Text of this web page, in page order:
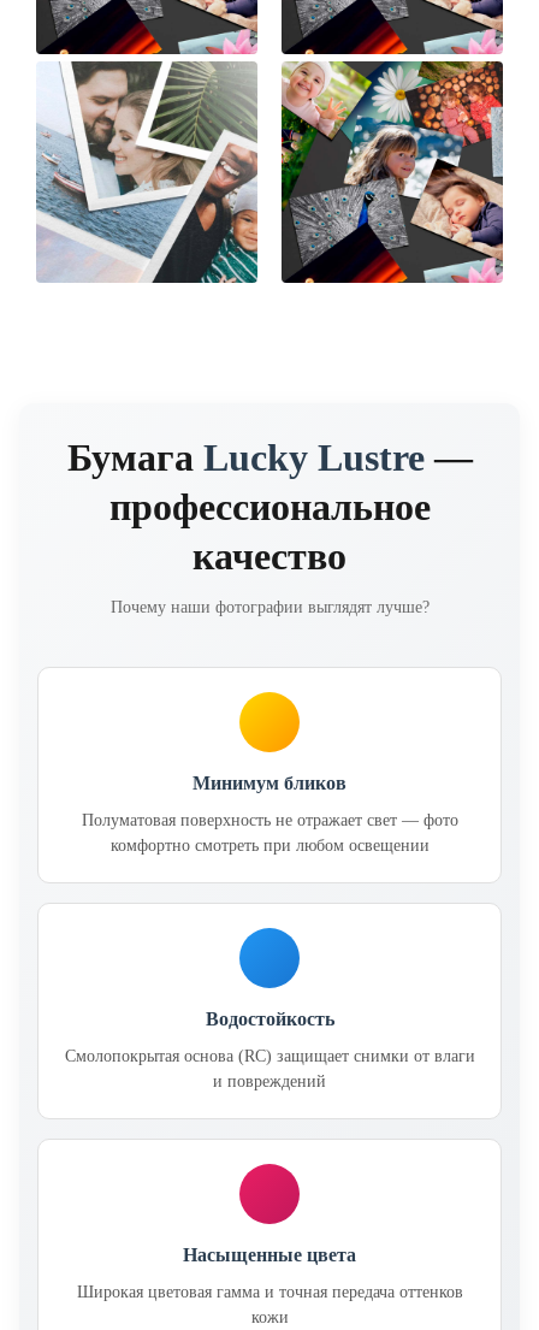
Бумага Lucky Lustre—
профессиональное
качество
Почему наши фотографии выглядят лучше?
Минимум бликов
Полуматовая поверхность не отражает свет — фото
комфортно смотреть при любом освещении
Водостойкость
Смолопокрытая основа (RC) защищает снимки от влаги
и повреждений
Насыщенные цвета
Широкая цветовая гамма и точная передача оттенков
кожи